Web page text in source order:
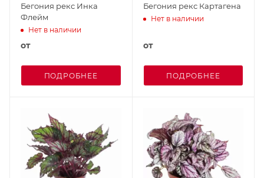
Бегония рекс Инка
Флейм
Нет в наличии
от
ПОДРОБНЕЕ
Бегония рекс Картагена
Нет в наличии
от
ПОДРОБНЕЕ